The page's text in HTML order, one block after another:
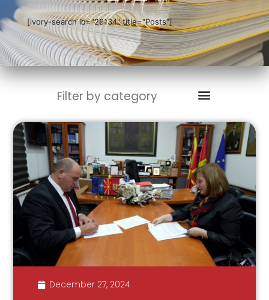
[ivory-search id="29134" title="Posts"]
Filter by category
December 27, 2024